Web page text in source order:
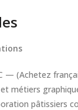
— (Achetez
métiers
pâtissiers